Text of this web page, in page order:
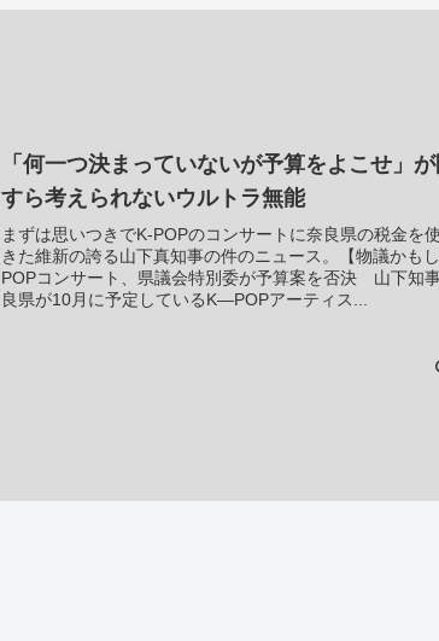
「何一つ決まっていないが予算をよこせ」
すら考えられないウルトラ無能
まずは思いつきでK-POPのコンサートに奈良県の税金を
きた維新の誇る山下真知事の件のニュース。【物議かも
POPコンサート、県議会特別委が予算案を否決 山下知
良県が10月に予定しているK―POPアーティス...